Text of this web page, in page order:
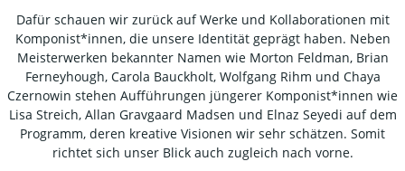
Dafür schauen wir zurück auf Werke und Kollaborationen mit
Komponist*innen, die unsere Identität geprägt haben. Neben
Meisterwerken bekannter Namen wie Morton Feldman, Brian
Ferneyhough, Carola Bauckholt, Wolfgang Rihm und Chaya
Czernowin stehen Aufführungen jüngerer Komponist*innen wie
Lisa Streich, Allan Gravgaard Madsen und Elnaz Seyedi auf dem
Programm, deren kreative Visionen wir sehr schätzen. Somit
richtet sich unser Blick auch zugleich nach vorne.